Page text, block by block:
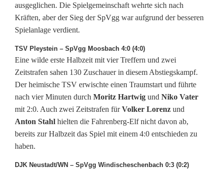
t
:
I
r
c
h
e
n
r
ausgeglichen. Die Spielgemeinschaft wehrte sich nach
Kräften, aber der Sieg der SpVgg war aufgrund der besseren
Spielanlage verdient.
TSV Pleystein – SpVgg Moosbach 4:0 (4:0)
Eine wilde erste Halbzeit mit vier Treffern und zwei
Zeitstrafen sahen 130 Zuschauer in diesem Abstiegskampf.
Der heimische TSV erwischte einen Traumstart und führte
nach vier Minuten durch Moritz Hartwig und Niko Vater
mit 2:0. Auch zwei Zeitstrafen fürVolker Lorenz und
Anton Stahl hielten die Fahrenberg-Elf nicht davon ab,
bereits zur Halbzeit das Spiel mit einem 4:0 entschieden zu
haben.
DJK Neustadt/WN – SpVgg Windischeschenbach 0:3 (0:2)